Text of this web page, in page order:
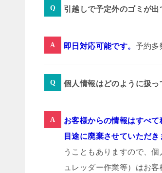
引越しで予定外のゴミが
即日対応可能です。 予約多
個人情報はどのように扱っ
お客様からの情報はすべ
目途に廃棄させていただき
うこともありますので、
ュレッダー作業等）はお客